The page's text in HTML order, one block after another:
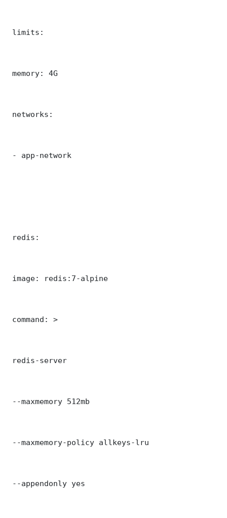
limits:
memory: 4G
networks:
- app-network
redis:
image: redis:7-alpine
command: >
redis-server
--maxmemory 512mb
--maxmemory-policy allkeys-lru
--appendonly yes